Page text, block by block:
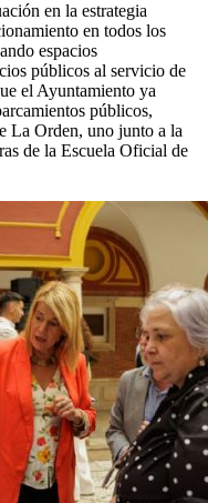
en la estrategia
en todos los
espacios
públicos al servicio de
el Ayuntamiento ya
públicos,
La Orden, uno junto a la
de la Escuela Oficial de